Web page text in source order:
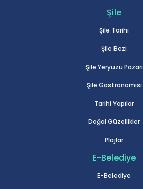
Şile
Şile Tarihi
Şile Bezi
Şile Yeryüzü Pazarı
Şile Gastronomisi
Tarihi Yapılar
Doğal Güzellikler
Plajlar
E-Belediye
E-Belediye